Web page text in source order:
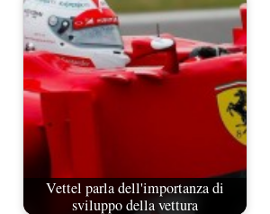
Vettel parla dell'importanza di
sviluppo della vettura